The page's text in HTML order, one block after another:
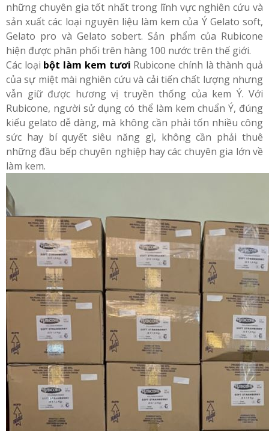
những chuyên gia tốt nhất trong lĩnh vực nghiên cứu và
sản xuất các loại nguyên liệu làm kem của Ý Gelato soft,
Gelato pro và Gelato sobert. Sản phẩm của Rubicone
hiện được phân phối trên hàng 100 nước trên thế giới.
Các loại bột làm kem tươi Rubicone chính là thành quả
của sự miệt mài nghiên cứu và cải tiến chất lượng nhưng
vẫn giữ được hương vị truyền thống của kem Ý. Với
Rubicone, người sử dụng có thể làm kem chuẩn Ý, đúng
kiểu gelato dễ dàng, mà không cần phải tốn nhiều công
sức hay bí quyết siêu năng gì, không cần phải thuê
những đầu bếp chuyên nghiệp hay các chuyên gia lớn về
làm kem.